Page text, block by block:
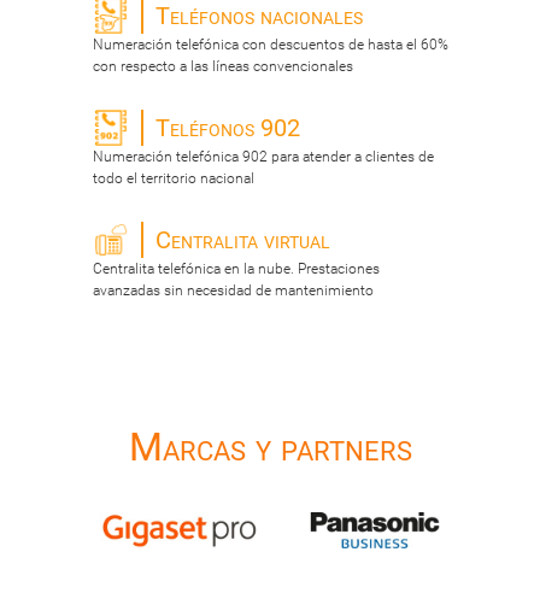
Teléfonos nacionales
Numeración telefónica con descuentos de hasta el 60%
con respecto a las líneas convencionales
Teléfonos 902
Numeración telefónica 902 para atender a clientes de
todo el territorio nacional
Centralita virtual
Centralita telefónica en la nube. Prestaciones
avanzadas sin necesidad de mantenimiento
Marcas y partners